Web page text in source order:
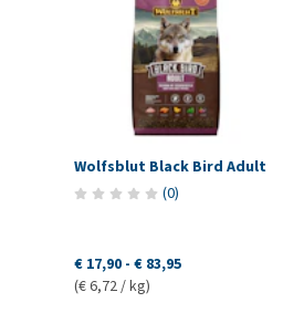
Wolfsblut Black Bird Adult
(0)
€ 17,90 - € 83,95
(€ 6,72 / kg)